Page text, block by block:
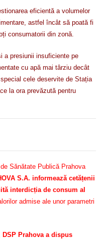
eficientă a volumelor
astfel încât să poată fi
consumatorii din zonă.
a presiunii insuficiente pe
cu apă mai târziu decât
cele deservite de Stația
la ora prevăzută pentru
Sănătate Publică Prahova
S.A. informează cetățenii
interdicția de consum al
admise ale unor parametri
DSP Prahova a dispus